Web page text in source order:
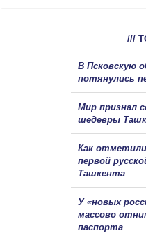
///
В Псковскую
потянулись
Мир признал
шедевры
Как
первой
Ташкента
У «новых
массово
паспорта